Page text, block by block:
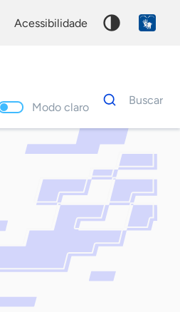
acessibilidade
Modo claro
Dados
para
Buscar
Palavra
chave